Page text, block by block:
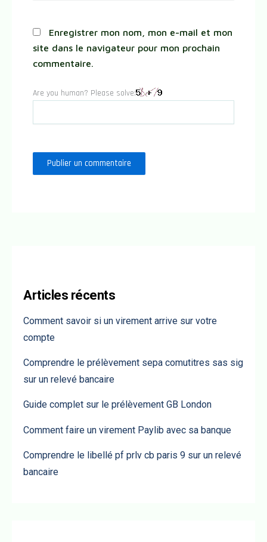
Enregistrer mon nom, mon e-mail et mon
site dans le navigateur pour mon prochain
commentaire.
Are you human? Please solve:
Articles récents
Comment savoir si un virement arrive sur votre
compte
Comprendre le prélèvement sepa comutitres sas sig
sur un relevé bancaire
Guide complet sur le prélèvement GB London
Comment faire un virement Paylib avec sa banque
Comprendre le libellé pf prlv cb paris 9 sur un relevé
bancaire